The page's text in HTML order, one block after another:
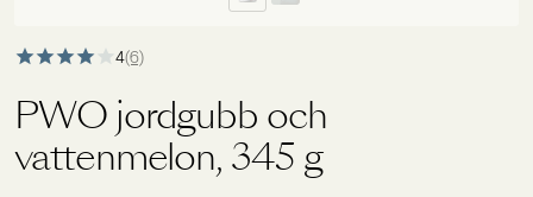
4(6)
PWO jordgubb och
vattenmelon, 345 g